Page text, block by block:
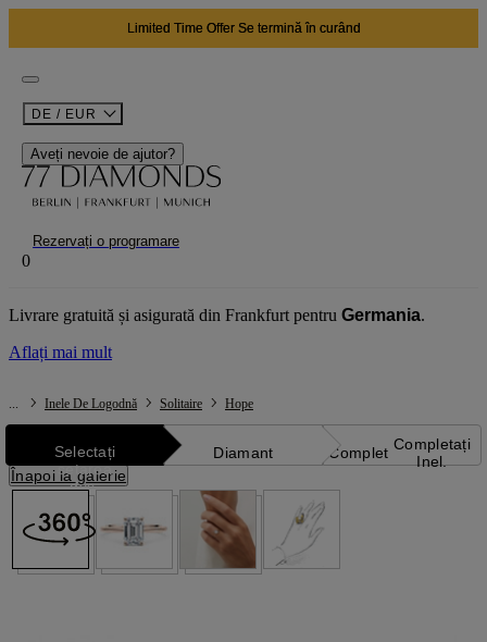
Limited Time Offer Se termină în curând
DE / EUR
Aveți nevoie de ajutor?
Rezervați o programare
0
Livrare gratuită și asigurată din Frankfurt pentru Germania.
Aflați mai mult
... Inele De Logodnă Solitaire Hope
Selectați
setarea
dvs.
Diamant Complet Completați
Inel.
Înapoi la galerie